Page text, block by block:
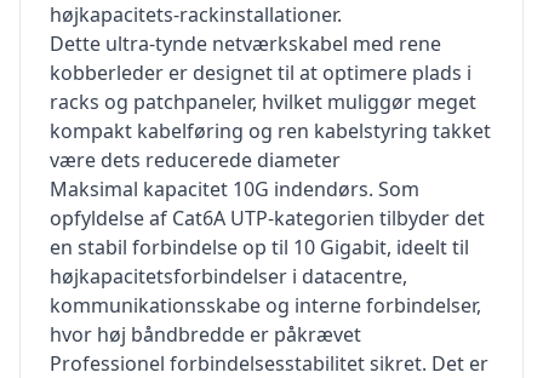
højkapacitets-rackinstallationer.
Dette ultra-tynde netværkskabel med rene
kobberleder er designet til at optimere plads i
racks og patchpaneler, hvilket muliggør meget
kompakt kabelføring og ren kabelstyring takket
være dets reducerede diameter
Maksimal kapacitet 10G indendørs. Som
opfyldelse af Cat6A UTP-kategorien tilbyder det
en stabil forbindelse op til 10 Gigabit, ideelt til
højkapacitetsforbindelser i datacentre,
kommunikationsskabe og interne forbindelser,
hvor høj båndbredde er påkrævet
Professionel forbindelsesstabilitet sikret. Det er